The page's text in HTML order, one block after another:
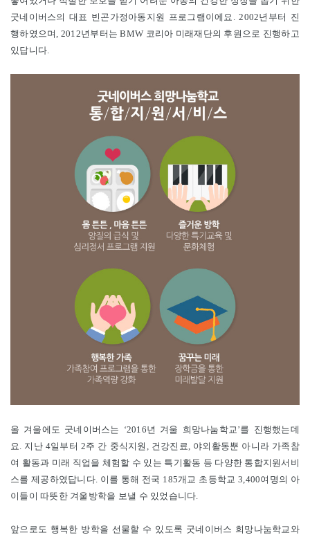
굿네이버스의 대표 빈곤가정아동지원 프로그램이에요. 2002년부터 진
행하였으며, 2012년부터는 BMW 코리아 미래재단의 후원으로 진행하고
있답니다.
올 겨울에도 굿네이버스는 ‘2016년 겨울 희망나눔학교’를 진행했는데
요. 지난 4일부터 2주 간 중식지원, 건강진료, 야외활동뿐 아니라 가족참
여 활동과 미래 직업을 체험할 수 있는 특기활동 등 다양한 통합지원서비
스를 제공하였답니다. 이를 통해 전국 185개교 초등학교 3,400여명의 아
이들이 따뜻한 겨울방학을 보낼 수 있었습니다.
앞으로도 행복한 방학을 선물할 수 있도록 굿네이버스 희망나눔학교와